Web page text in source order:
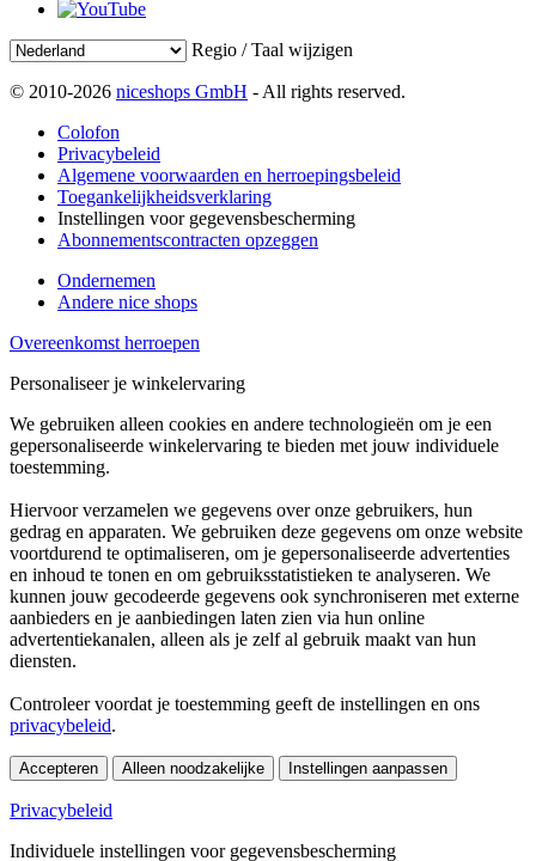
Regio / Taal wijzigen
© 2010-2026 niceshops GmbH - All rights reserved.
Colofon
Privacybeleid
Algemene voorwaarden en herroepingsbeleid
Toegankelijkheidsverklaring
Instellingen voor gegevensbescherming
Abonnementscontracten opzeggen
Ondernemen
Andere nice shops
Overeenkomst herroepen
Personaliseer je winkelervaring
We gebruiken alleen cookies en andere technologieën om je een
gepersonaliseerde winkelervaring te bieden met jouw individuele
toestemming.
Hiervoor verzamelen we gegevens over onze gebruikers, hun
gedrag en apparaten. We gebruiken deze gegevens om onze website
voortdurend te optimaliseren, om je gepersonaliseerde advertenties
en inhoud te tonen en om gebruiksstatistieken te analyseren. We
kunnen jouw gecodeerde gegevens ook synchroniseren met externe
aanbieders en je aanbiedingen laten zien via hun online
advertentiekanalen, alleen als je zelf al gebruik maakt van hun
diensten.
Controleer voordat je toestemming geeft de instellingen en ons
privacybeleid.
Accepteren Alleen noodzakelijke Instellingen aanpassen
Privacybeleid
Individuele instellingen voor gegevensbescherming